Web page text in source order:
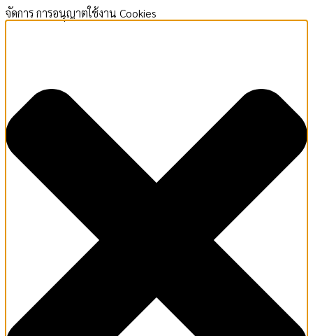
จัดการ การอนุญาตใช้งาน Cookies